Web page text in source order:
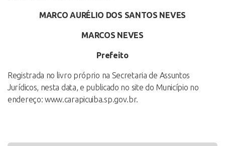
MARCO AURÉLIO DOS SANTOS NEVES
MARCOS NEVES
Prefeito
Registrada no livro próprio na Secretaria de Assuntos
Jurídicos, nesta data, e publicado no site do Município no
endereço: www.carapicuiba.sp.gov.br.